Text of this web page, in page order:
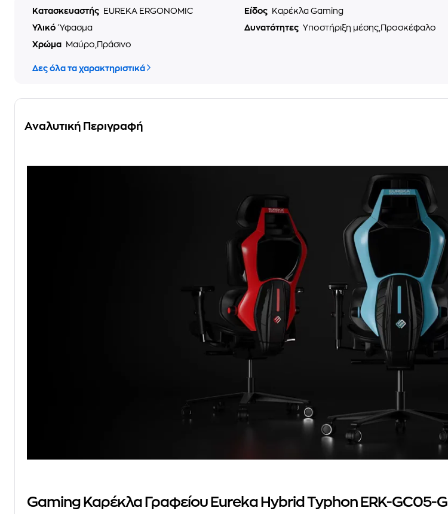
Κατασκευαστής EUREKA ERGONOMIC Είδος
Καρέκλα Gaming
Υλικό Ύφασμα Δυνατότητες Υποστήριξη μέσης,Προσκέφαλο
Χρώμα
Μαύρο,Πράσινο
Δες όλα τα χαρακτηριστικά
Αναλυτική Περιγραφή
Gaming Καρέκλα Γραφείου Eureka Hybrid Typhon ERK-GC05-G